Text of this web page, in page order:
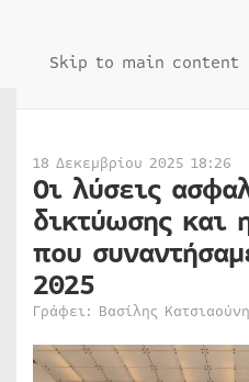
Skip to main content
18 Δεκεμβρίου 2025 18:26
Οι λύσεις
δικτύωσης και
που
2025
Γράφει: Βασίλης